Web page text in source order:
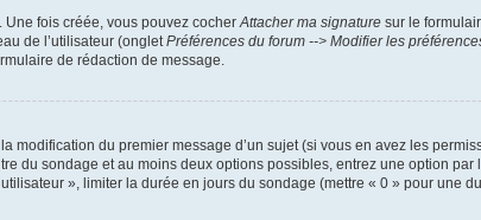
Une fois créée, vous pouvez cocherAttacher ma signature sur le
de l’utilisateur (ongletPréférences du forum --> Modifier les
de rédaction de message.
modification du premier message d’un sujet (si vous en avez les
du sondage et au moins deux options possibles, entrez une option
», limiter la durée en jours du sondage (mettre « 0 » pour une